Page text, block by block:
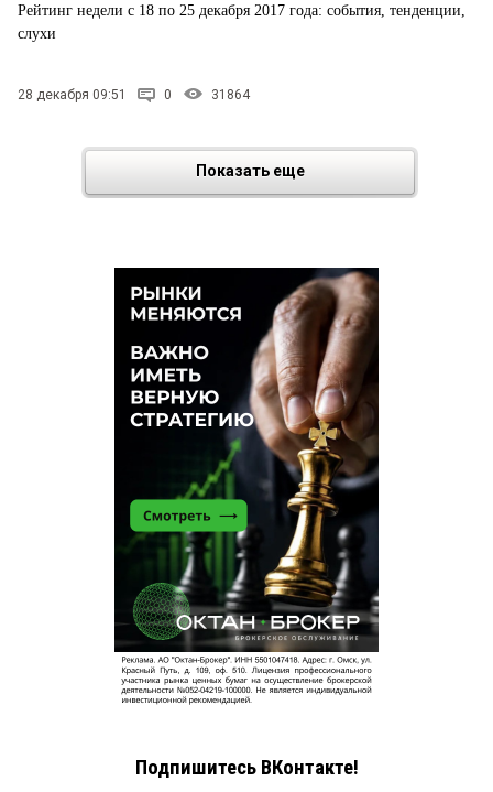
Рейтинг недели с 18 по 25 декабря 2017 года: события, тенденции,
слухи
28 декабря 09:51 0 31864
Показать еще
Подпишитесь ВКонтакте!